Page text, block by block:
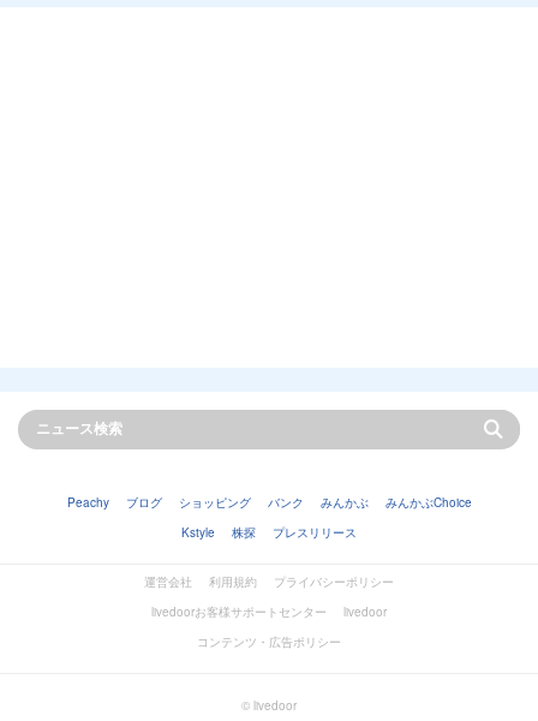
Peachy ブログ ショッピング バンク みんかぶ
みんかぶChoice
Kstyle
株探 プレスリリース
運営会社 利用規約
プライバシーポリシー
livedoorお客様サポートセンター
livedoor
コンテンツ・広告ポリシー
© livedoor